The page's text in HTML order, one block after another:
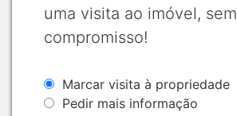
uma visita ao imóvel, sem
compromisso!
Marcar visita à propriedade
Pedir mais informação